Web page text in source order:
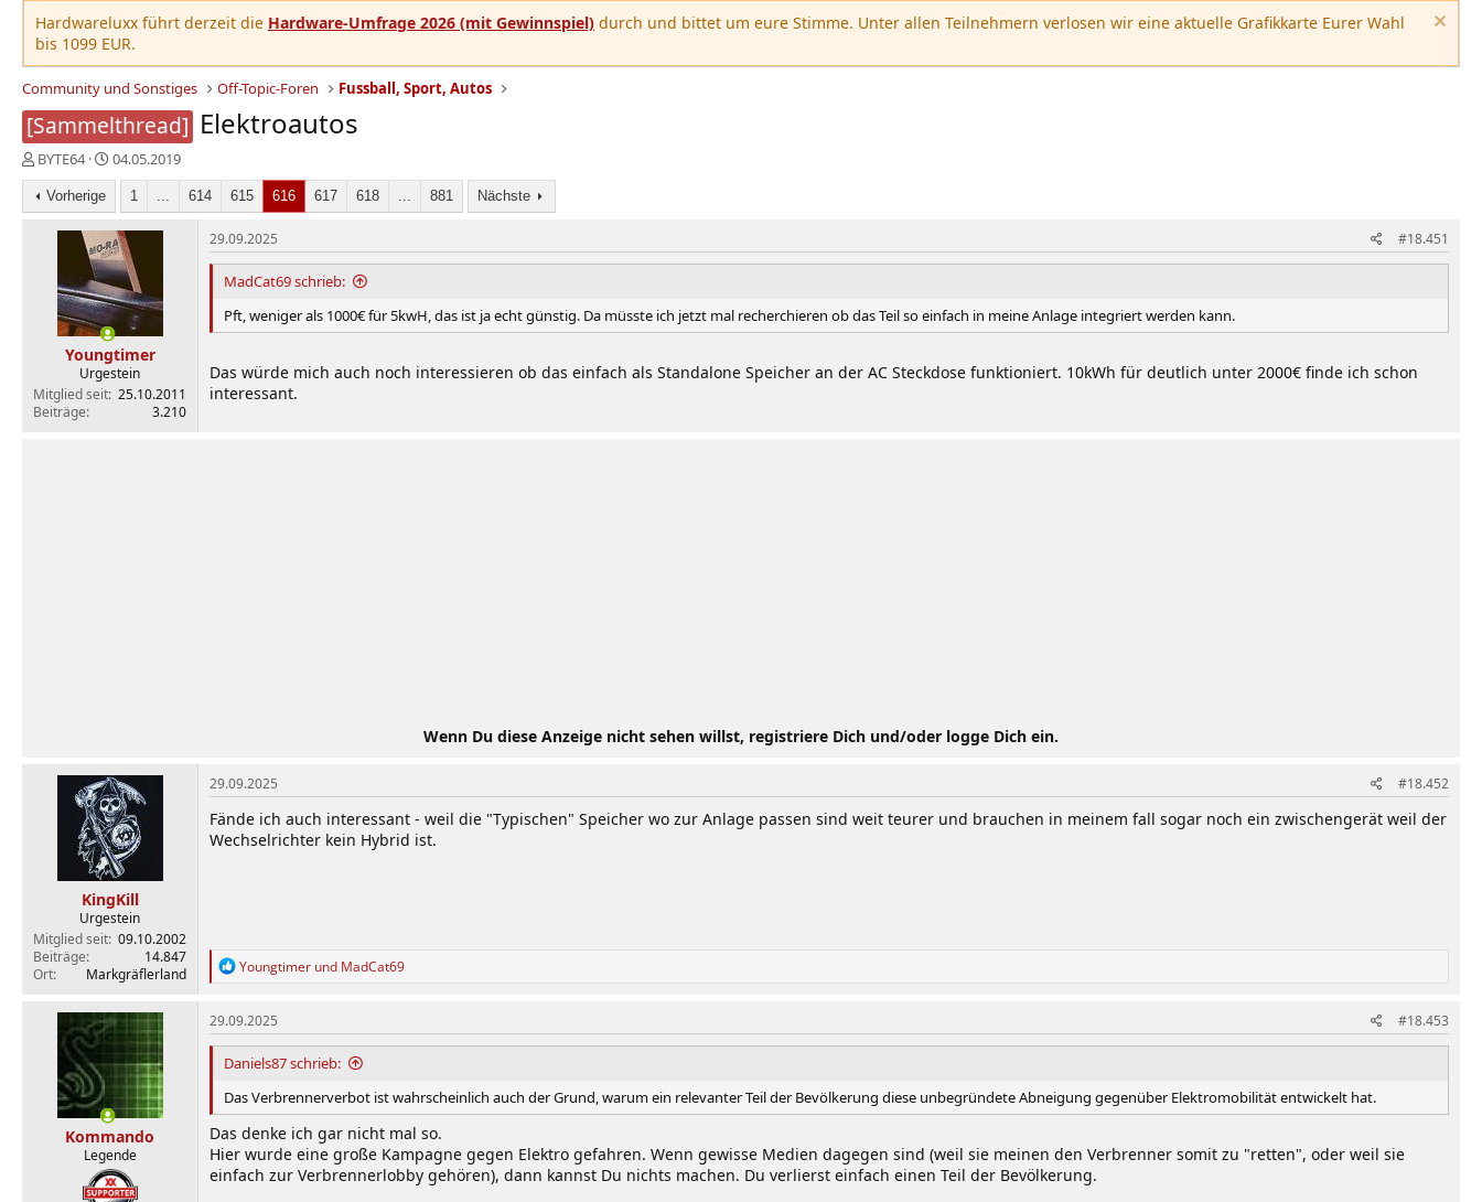
Hardwareluxx führt derzeit die Hardware-Umfrage 2026 (mit Gewinnspiel) durch und bittet um eure Stimme. Unter allen Teilnehmern verlosen wir eine aktuelle Grafikkarte Eurer Wahl
bis 1099 EUR.
Community und Sonstiges Off-Topic-Foren Fussball, Sport, Autos
[Sammelthread] Elektroautos
E
r
s
t
BYTE64
E
r
t
e
l
l
t
a
m
04.05.2019
Vorherige 1 ... 614 615 616 617 618 ... 881 Nächste
Youngtimer
Urgestein
Mitglied seit 25.10.2011
Beiträge
3.210
29.09.2025 #18.451
MadCat69 schrieb:
Pft, weniger als 1000€ für 5kwH, das ist ja echt günstig. Da müsste ich jetzt mal recherchieren ob das Teil so einfach in meine Anlage integriert werden kann.
Das würde mich auch noch interessieren ob das einfach als Standalone Speicher an der AC Steckdose funktioniert. 10kWh für deutlich unter 2000€ finde ich schon
interessant.
Wenn Du diese Anzeige nicht sehen willst, registriere Dich und/oder logge Dich ein.
KingKill
Urgestein
Mitglied seit 09.10.2002
Beiträge
14.847
Ort
Markgräflerland
29.09.2025 #18.452
Fände ich auch interessant - weil die "Typischen" Speicher wo zur Anlage passen sind weit teurer und brauchen in meinem fall sogar noch ein zwischengerät weil der
Wechselrichter kein Hybrid ist.
R
k
t
i
o
e
Youngtimer und MadCat69
Kommando
Legende
29.09.2025 #18.453
Daniels87 schrieb:
Das Verbrennerverbot ist wahrscheinlich auch der Grund, warum ein relevanter Teil der Bevölkerung diese unbegründete Abneigung gegenüber Elektromobilität entwickelt hat.
Das denke ich gar nicht mal so.
Hier wurde eine große Kampagne gegen Elektro gefahren. Wenn gewisse Medien dagegen sind (weil sie meinen den Verbrenner somit zu "retten", oder weil sie
einfach zur Verbrennerlobby gehören), dann kannst Du nichts machen. Du verlierst einfach einen Teil der Bevölkerung.